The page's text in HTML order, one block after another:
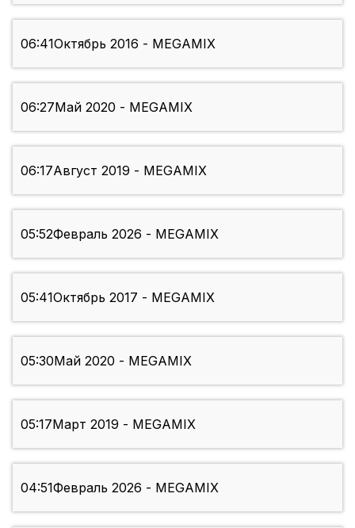
06:41Октябрь 2016 - MEGAMIX
06:27Май 2020 - MEGAMIX
06:17Август 2019 - MEGAMIX
05:52Февраль 2026 - MEGAMIX
05:41Октябрь 2017 - MEGAMIX
05:30Май 2020 - MEGAMIX
05:17Март 2019 - MEGAMIX
04:51Февраль 2026 - MEGAMIX